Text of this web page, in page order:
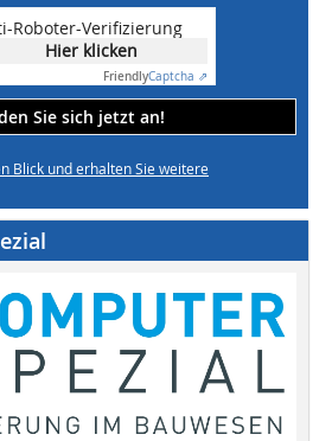
Roboter-Verifizierung
Hier klicken
FriendlyCaptcha ⇗
Sie sich jetzt an!
Blick und erhalten Sie weitere